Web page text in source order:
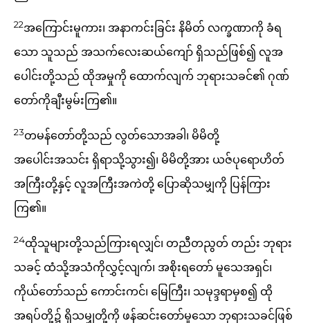
22အကြောင်းမူကား၊ အနာကင်းခြင်း နိမိတ် လက္ခဏာကို ခံရ
သော သူသည် အသက်လေးဆယ်ကျော် ရှိသည်ဖြစ်၍ လူအ
ပေါင်းတို့သည် ထိုအမှုကို ထောက်လျက် ဘုရားသခင်၏ ဂုဏ်
တော်ကိုချီးမွမ်းကြ၏။
23တမန်တော်တို့သည် လွတ်သောအခါ၊ မိမိတို့
အပေါင်းအသင်း ရှိရာသို့သွား၍၊ မိမိတို့အား ယဇ်ပုရောဟိတ်
အကြီးတို့နှင့် လူအကြီးအကဲတို့ ပြောဆိုသမျှကို ပြန်ကြား
ကြ၏။
24ထိုသူများတို့သည်ကြားရလျှင်၊ တညီတညွတ် တည်း ဘုရား
သခင့် ထံသို့အသံကိုလွှင့်လျက်၊ အစိုးရတော် မူသေအရှင်၊
ကိုယ်တော်သည် ကောင်းကင်၊ မြေကြီး၊ သမုဒ္ဒရာမှစ၍ ထို
အရပ်တို့၌ ရှိသမျှတို့ကို ဖန်ဆင်းတော်မူသော ဘုရားသခင်ဖြစ်